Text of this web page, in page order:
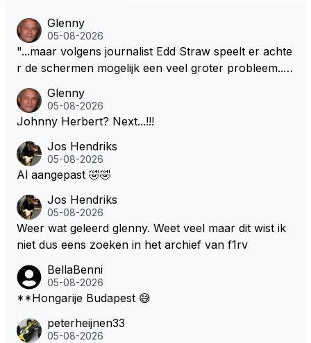
Glenny
05-08-2026
"...maar volgens journalist Edd Straw speelt er achte
r de schermen mogelijk een veel groter probleem..."
Glenny
05-08-2026
Johnny Herbert? Next...!!!
Jos Hendriks
05-08-2026
Al aangepast 🤣🤣
Jos Hendriks
05-08-2026
Weer wat geleerd glenny. Weet veel maar dit wist ik
niet dus eens zoeken in het archief van f1rv
BellaBenni
05-08-2026
**Hongarije Budapest 😅
peterheijnen33
05-08-2026